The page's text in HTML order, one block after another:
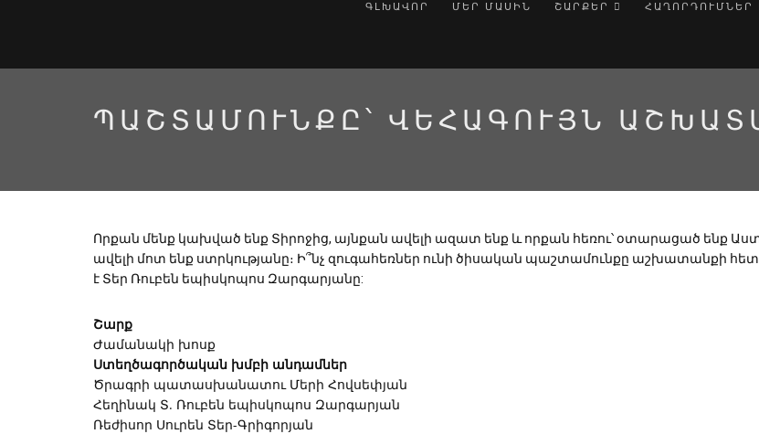
ԳԼԽԱՎՈՐ ՄԵՐ ՄԱՍԻՆ ՇԱՐՔԵՐ ՀԱՂՈՐԴՈՒՄՆԵՐ
ՊԱՇՏԱՄՈՒՆՔԸ՝ ՎԵՀԱԳՈՒՅՆ
Որքան մենք կախված ենք Տիրոջից, այնքան ավելի ազատ ենք և որքան հեռու՝ օտարացած ենք
ավելի մոտ ենք ստրկությանը։ Ի՞նչ զուգահեռներ ունի ծիսական պաշտամունքը աշխատանքի
է Տեր Ռուբեն եպիսկոպոս Զարգարյանը:
Շարք
Ժամանակի խոսք
Ստեղծագործական խմբի անդամներ
Ծրագրի պատասխանատու Մերի Հովսեփյան
Հեղինակ Տ. Ռուբեն եպիսկոպոս Զարգարյան
Ռեժիսոր Սուրեն Տեր-Գրիգորյան